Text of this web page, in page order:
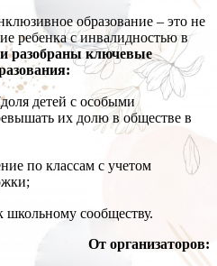
образование – это не
ребенка с инвалидностью в
разобраны ключевые
детей с особыми
их долю в обществе в
по классам с учетом
сообществу.
От организаторов: